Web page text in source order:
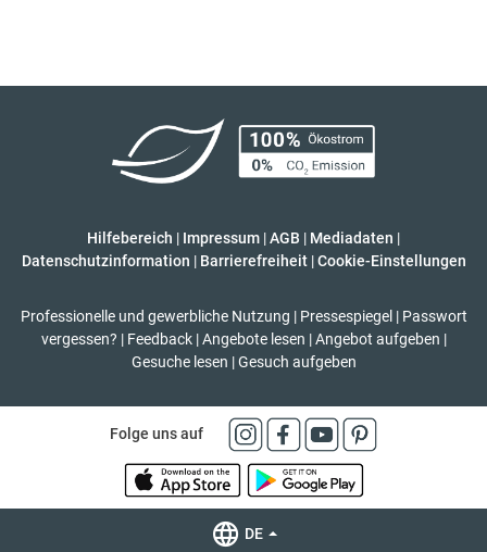
Hilfebereich | Impressum |AGB | Mediadaten |
Datenschutzinformation | Barrierefreiheit | Cookie-Einstellungen
Professionelle und gewerbliche Nutzung | Pressespiegel | Passwort
vergessen? | Feedback | Angebote lesen | Angebot aufgeben |
Gesuche lesen | Gesuch aufgeben
Folge uns auf
DE